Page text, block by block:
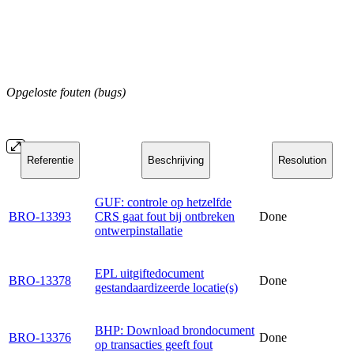
Opgeloste fouten (bugs)
Referentie Beschrijving Resolution
BRO-13393
GUF: controle op hetzelfde
CRS gaat fout bij ontbreken
ontwerpinstallatie
Done
BRO-13378
EPL uitgiftedocument
gestandaardizeerde locatie(s)
Done
BRO-13376
BHP: Download brondocument
op transacties geeft fout
Done